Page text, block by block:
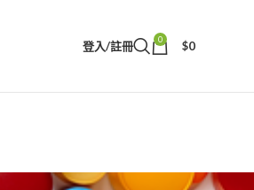
登入/註冊 0 $0